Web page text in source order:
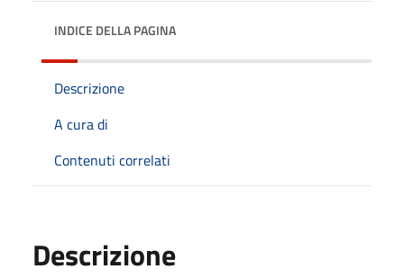
INDICE DELLA PAGINA
Descrizione
A cura di
Contenuti correlati
Descrizione